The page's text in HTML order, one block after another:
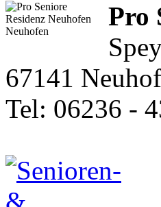
Pro
67141
Tel: 06236 -